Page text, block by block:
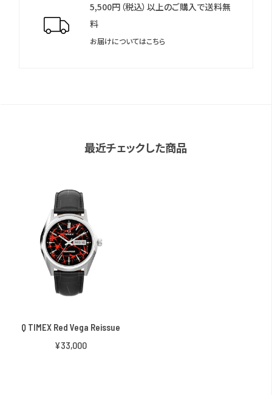
5,500円（税込）以上のご購入で送料無
料
お届けについてはこちら
最近チェックした商品
Q TIMEX Red Vega Reissue
¥33,000